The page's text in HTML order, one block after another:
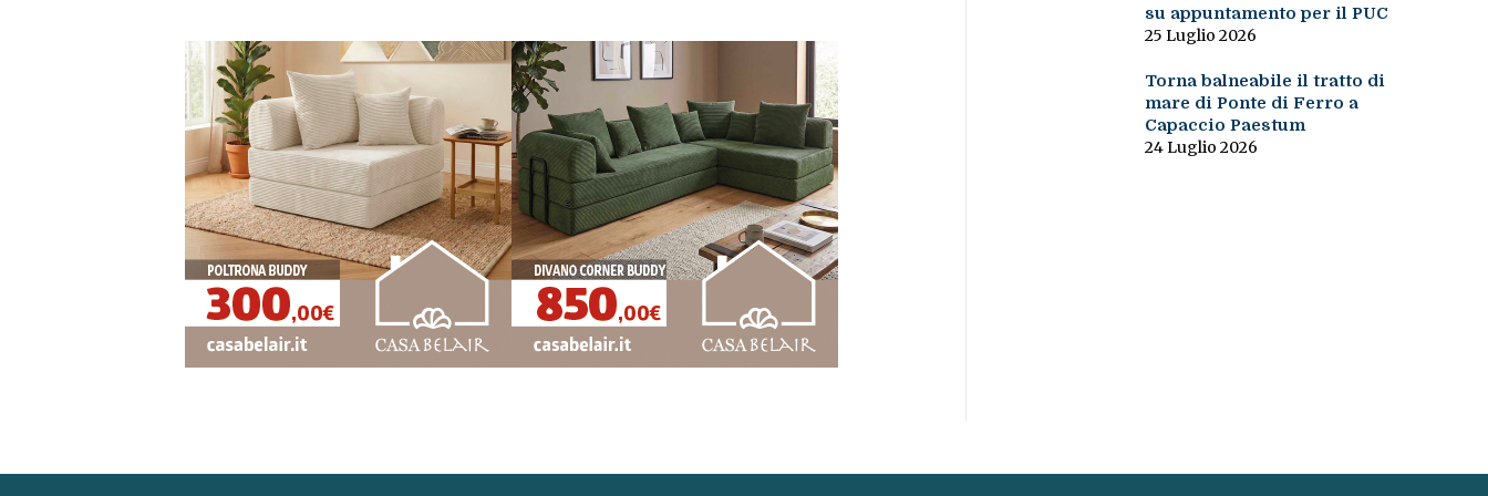
su appuntamento per il PUC
25 Luglio 2026
Torna balneabile il tratto di
mare di Ponte di Ferro a
Capaccio Paestum
24 Luglio 2026